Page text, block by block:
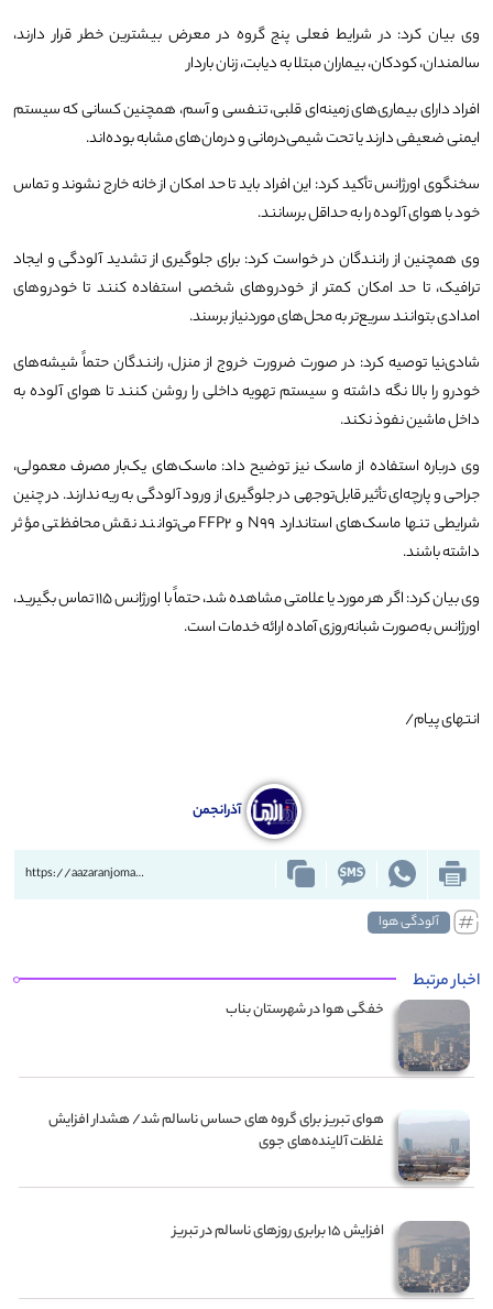
وی بیان کرد: در شرایط فعلی پنج گروه در معرض بیشترین خطر قرار دارند،
سالمندان، کودکان، بیماران مبتلا به دیابت، زنان باردار
افراد دارای بیماری‌های زمینه‌ای قلبی، تنفسی و آسم، همچنین کسانی که سیستم
ایمنی ضعیفی دارند یا تحت شیمی‌درمانی و درمان‌های مشابه بوده‌اند.
سخنگوی اورژانس تأکید کرد: این افراد باید تا حد امکان از خانه خارج نشوند و تماس
خود با هوای آلوده را به حداقل برسانند.
وی همچنین از رانندگان در خواست کرد: برای جلوگیری از تشدید آلودگی و ایجاد
ترافیک، تا حد امکان کمتر از خودروهای شخصی استفاده کنند تا خودروهای
امدادی بتوانند سریع‌تر به محل‌های موردنیاز برسند.
شادی‌نیا توصیه کرد: در صورت ضرورت خروج از منزل، رانندگان حتماً شیشه‌های
خودرو را بالا نگه داشته و سیستم تهویه داخلی را روشن کنند تا هوای آلوده به
داخل ماشین نفوذ نکند.
وی درباره استفاده از ماسک نیز توضیح داد: ماسک‌های یک‌بار مصرف معمولی،
جراحی و پارچه‌ای تأثیر قابل‌توجهی در جلوگیری از ورود آلودگی به ریه ندارند. در چنین
شرایطی تنها ماسک‌های استاندارد N99 و FFP2 می‌توانند نقش محافظتی مؤثر
داشته باشند.
وی بیان کرد: اگر هر مورد یا علامتی مشاهده شد، حتماً با اورژانس ۱۱۵ تماس بگیرید،
اورژانس به‌صورت شبانه‌روزی آماده ارائه خدمات است.
انتهای پیام/
آذرانجمن
https://aazaranjoman.ir/?p=89813
آلودگی هوا
اخبار مرتبط
خفگی هوا در شهرستان بناب
هوای تبریز برای گروه‌ های حساس ناسالم شد/ هشدار افزایش
غلظت آلاینده‌های جوی
افزایش ۱۵ برابری روزهای ناسالم در تبریز